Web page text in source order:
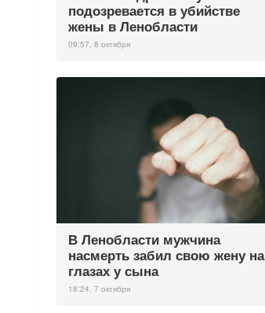
подозревается в убийстве
жены в Ленобласти
09:57, 8 октября
В Ленобласти мужчина
насмерть забил свою жену на
глазах у сына
18:24, 7 октября